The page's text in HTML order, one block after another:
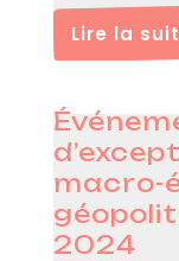
Lire la
macro-
2024